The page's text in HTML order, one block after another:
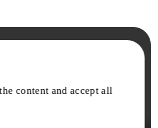
content and accept all